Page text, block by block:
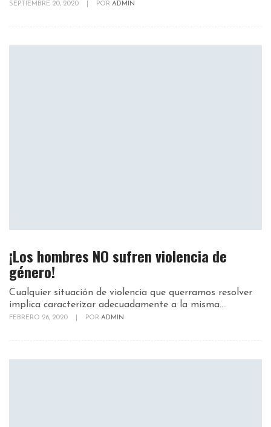
SEPTIEMBRE 20, 2020 POR ADMIN
¡Los hombres NO sufren violencia de
género!
Cualquier situación de violencia que querramos resolver
implica caracterizar adecuadamente a la misma....
FEBRERO 26, 2020 POR ADMIN